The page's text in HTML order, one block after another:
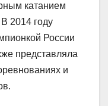
катанием
2014 году
России
представляла
и